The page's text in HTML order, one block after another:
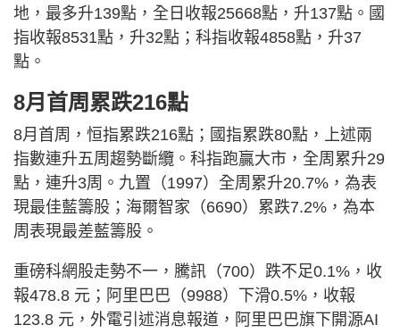
地，最多升139點，全日收報25668點，升137點。國
指收報8531點，升32點；科指收報4858點，升37
點。
8月首周累跌216點
8月首周，恒指累跌216點；國指累跌80點，上述兩
指數連升五周趨勢斷纜。科指跑贏大市，全周累升29
點，連升3周。九置（1997）全周累升20.7%，為表
現最佳藍籌股；海爾智家（6690）累跌7.2%，為本
周表現最差藍籌股。
重磅科網股走勢不一，騰訊（700）跌不足0.1%，收
報478.8 元；阿里巴巴（9988）下滑0.5%，收報
123.8 元，外電引述消息報道，阿里巴巴旗下開源AI